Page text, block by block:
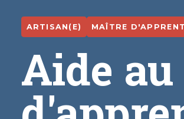
ARTISAN(E) MAÎTRE
Aide